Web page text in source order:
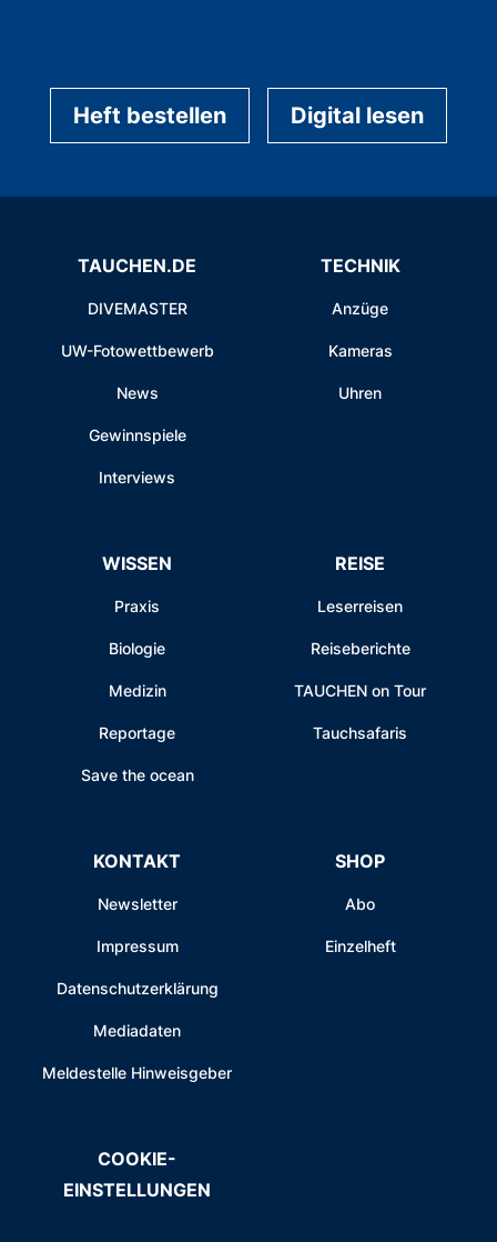
Heft bestellen Digital lesen
TAUCHEN.DE
DIVEMASTER
UW-Fotowettbewerb
News
Gewinnspiele
Interviews
TECHNIK
Anzüge
Kameras
Uhren
WISSEN
Praxis
Biologie
Medizin
Reportage
Save the ocean
REISE
Leserreisen
Reiseberichte
TAUCHEN on Tour
Tauchsafaris
KONTAKT
Newsletter
Impressum
Datenschutzerklärung
Mediadaten
Meldestelle Hinweisgeber
SHOP
Abo
Einzelheft
COOKIE-
EINSTELLUNGEN